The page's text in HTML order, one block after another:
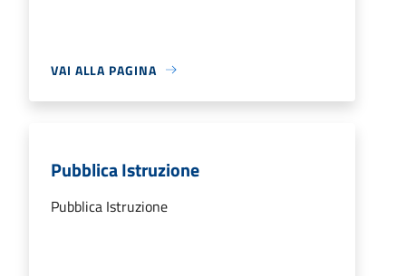
VAI ALLA PAGINA
Pubblica Istruzione
Pubblica Istruzione